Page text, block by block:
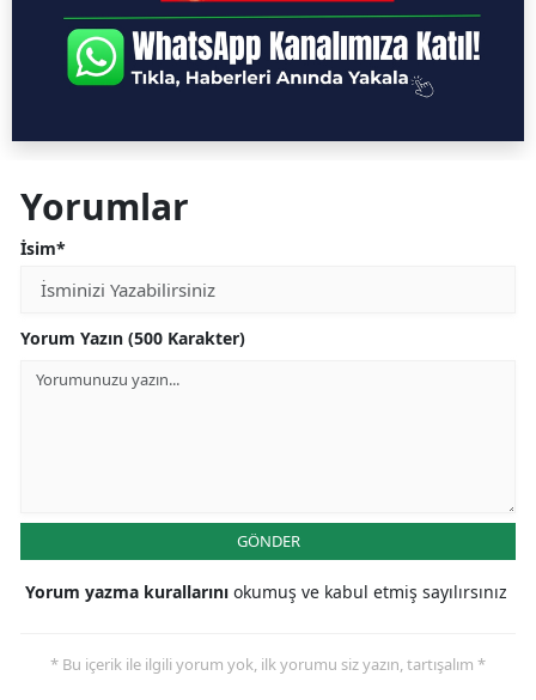
Yorumlar
İsim*
Yorum Yazın (500 Karakter)
GÖNDER
Yorum yazma kurallarını okumuş ve kabul etmiş sayılırsınız
* Bu içerik ile ilgili yorum yok, ilk yorumu siz yazın, tartışalım *